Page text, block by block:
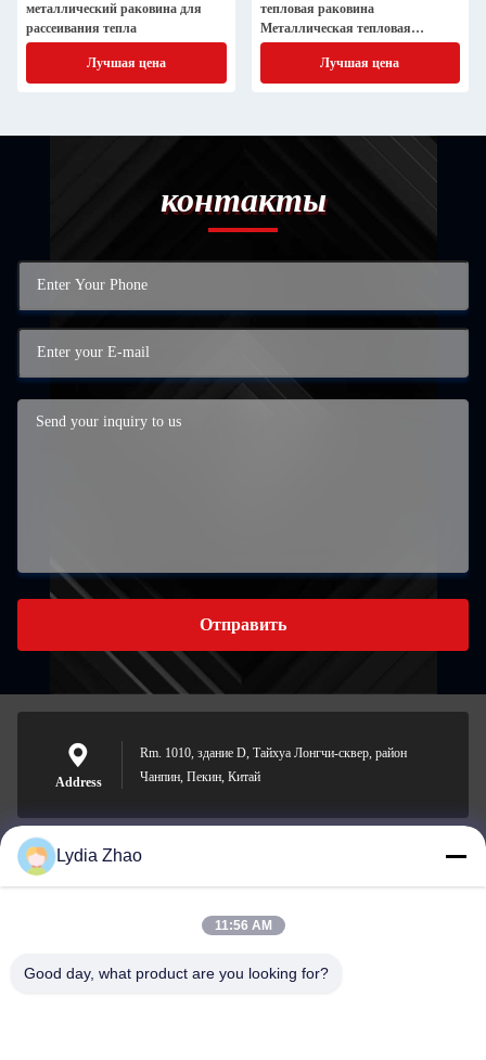
металлический раковина для
рассеивания тепла
Лучшая цена
тепловая раковина
Металлическая тепловая
раковина 0,5 мм 0,8 мм 1,0 мм 2,0
Лучшая цена
контакты
Отправить
Address
Rm. 1010, здание D, Тайхуа Лонгчи-сквер, район
Чанпин, Пекин, Китай
jesingd@vip.sina.com
Lydia Zhao
11:56 AM
Good day, what product are you looking for?